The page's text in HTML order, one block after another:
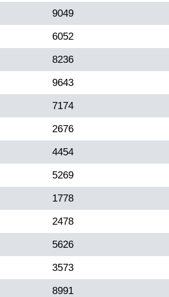
9049
6052
8236
9643
7174
2676
4454
5269
1778
2478
5626
3573
8991